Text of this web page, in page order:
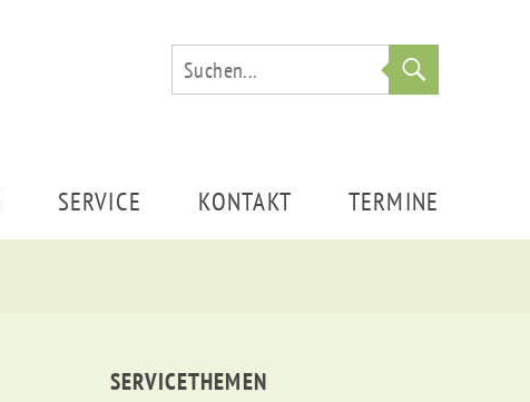
SERVICE KONTAKT TERMINE
SERVICETHEMEN